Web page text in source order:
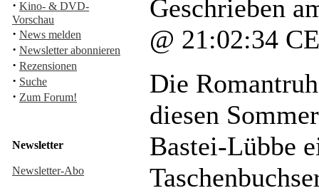
· Kino- & DVD-
Vorschau
· News melden
· Newsletter abonnieren
· Rezensionen
· Suche
· Zum Forum!
Newsletter
Newsletter-Abo
Geschrieben
@ 21:02:34
Die
diesen
Bastei-Lübbe